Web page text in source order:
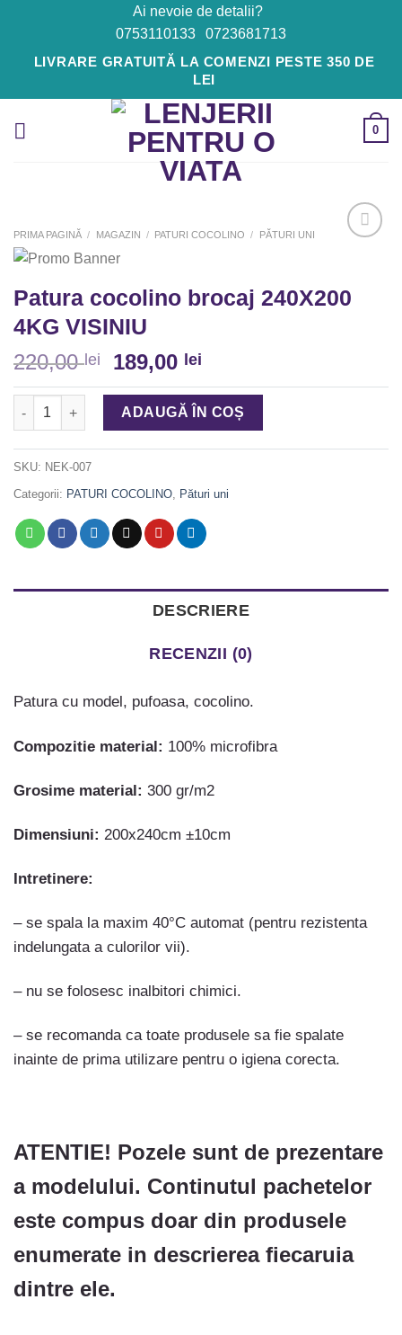
content
Ai nevoie de detalii?
0753110133
0723681713
LIVRARE GRATUITĂ LA COMENZI PESTE 350 DE
LEI
0
PRIMA PAGINĂ / MAGAZIN / PATURI COCOLINO / PĂTURI UNI
Patura cocolino brocaj 240X200
4KG VISINIU
220,00 lei 189,00 lei
Cantitate Patura cocolino brocaj 240X200 4KG VISINIU
ADAUGĂ ÎN COȘ
SKU: NEK-007
Categorii: PATURI COCOLINO Pături uni
DESCRIERE
RECENZII (0)
Patura cu model, pufoasa, cocolino.
Compozitie material: 100% microfibra
Grosime material: 300 gr/m2
Dimensiuni: 200x240cm ±10cm
Intretinere:
– se spala la maxim 40°C automat (pentru rezistenta
indelungata a culorilor vii).
– nu se folosesc inalbitori chimici.
– se recomanda ca toate produsele sa fie spalate
inainte de prima utilizare pentru o igiena corecta.
ATENTIE! Pozele sunt de prezentare
a modelului. Continutul pachetelor
este compus doar din produsele
enumerate in descrierea fiecaruia
dintre ele.